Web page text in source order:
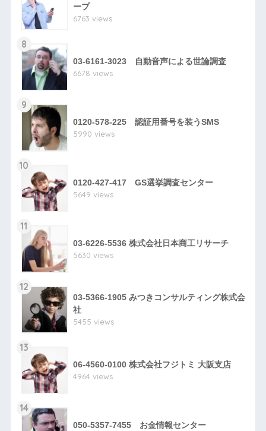
ープ
6763 views
8
03-6161-3023 自動音声による世論調査
6678 views
9
0120-578-225 認証用番号を装うSMS
5990 views
10
0120-427-417 GS選挙調査センター
5649 views
11
03-6226-5536 株式会社日本商工リサーチ
5630 views
12
03-5366-1905 みつきコンサルティング株式会
社
5455 views
13
06-4560-0100 株式会社フジトミ 大阪支店
4964 views
14
050-5357-7455 お金情報センター